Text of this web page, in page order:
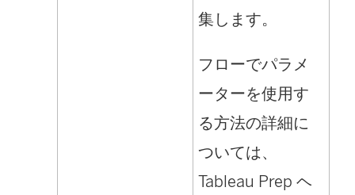
集します。
フローでパラメ
ーターを使用す
る方法の詳細に
ついては、
Tableau Prep ヘ